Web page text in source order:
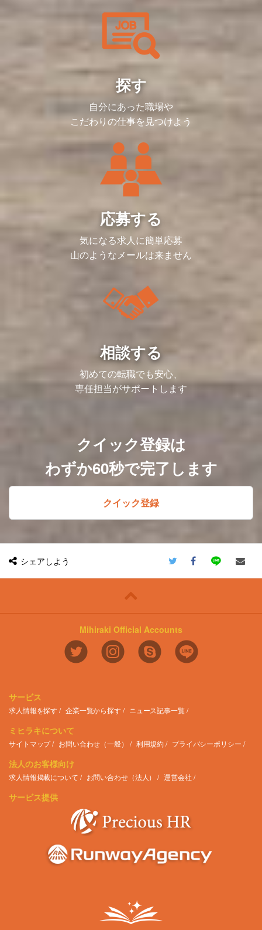
・生産性向上につながるオフィス環境の改
・ IPO準備に向けたガバナンス強化や人的
経営陣や各部門と連携しながら、企業価値
を高めるための仕組みをつくる 戦略的な
視点が必要です。
ハードシングスがもとめられる職場環境で
「従業員が最高のパフォーマンスを発揮で
きる環境」を整えることが、本ポジション
の魅力であり、やりがいです。
＜目指せるキャリア＞
人事総務局長等の人事、総務、労務全体を
統括するポジションや、
CHRO（最高人事責任者）など、経営層に
近いポジションへの昇進などが目指せま
急成長を続ける同社にとって、「未来の成
長を支える経理財務基盤をどう築くか」は
事業の土台をつくる挑戦です。
このポジションでは、経理基盤を整える責
任者として、以下の課題を横断的にリード
・月次・年次決算の精度向上と業務フロー
「単なる数字の管理ではなく、『この会社
げていく。」そんな気概を持って、戦略立
案から実行、そして事業成長への貢献ま
お迎えしたいと考えています。
・請求書や経費精算の仕分け
・支払い準備、レポート作成（スプレッド
シート・社内システム利用）
・月次・年次の帳簿締め、決算業務 ・財
務諸表の作成
・内部統制、会計基準対応
・経営判断のサポート
＜やりがい・おもしろさ＞
・ 経営に直結する採用 ：経営層と近い距
・ IPO準備フェーズに携われる ：組織の
仕組みづくりから関われる
・ 裁量の大きさとスピード感 ：変化を楽
しみながらチャレンジできる
・ 採用広報の強化 ：自社ブランディング
を通じて、業界トップレベルの採用力を構
ている「漫画で待ち遠しい未来をつく
る。」というミッションの実現に向けて、
日々邁進しております。経理部では上場準
備を進めており、決算の早期化・正確化、
会計基準への対応、内部統制の整備など、
多岐にわたる課題に取り組んでいます。
ャリストとして、経理の基盤を整えてくだ
さる方を募集しています。未経験の領域が
あってもキャッチアップしながらキャリア
――そんな熱い想いを持つ方と、一緒に高
め合っていけたら嬉しいです！
https://note.com/no9media/n/nc2ed72f36b6f
探す
自分にあった職場や
こだわりの仕事を見つけよう
応募する
気になる求人に簡単応募
山のようなメールは来ません
相談する
初めての転職でも安心、
専任担当がサポートします
クイック登録は
わずか60秒で完了します
クイック登録
シェアしよう
Mihiraki Official Accounts
サービス
求人情報を探す 企業一覧から探す ニュース記事一覧
ミヒラキについて
サイトマップ お問い合わせ（一般） 利用規約 プライバシーポリシー
法人のお客様向け
求人情報掲載について お問い合わせ（法人） 運営会社
サービス提供